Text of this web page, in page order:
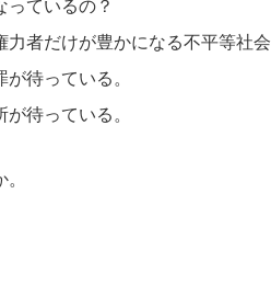
っているの？
者だけが豊かになる不平等社会
待っている。
待っている。